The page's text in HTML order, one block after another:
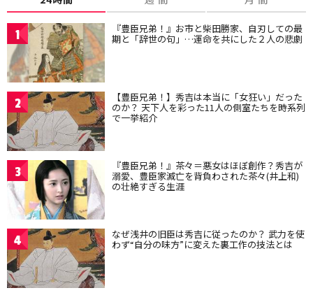
1 『豊臣兄弟！』お市と柴田勝家、自刃しての最
期と「辞世の句」…運命を共にした２人の悲劇
2 【豊臣兄弟！】秀吉は本当に「女狂い」だった
のか？ 天下人を彩った11人の側室たちを時系列
で一挙紹介
3 『豊臣兄弟！』茶々＝悪女はほぼ創作？秀吉が
溺愛、豊臣家滅亡を背負わされた茶々(井上和)
の壮絶すぎる生涯
4 なぜ浅井の旧臣は秀吉に従ったのか？ 武力を使
わず“自分の味方”に変えた裏工作の技法とは